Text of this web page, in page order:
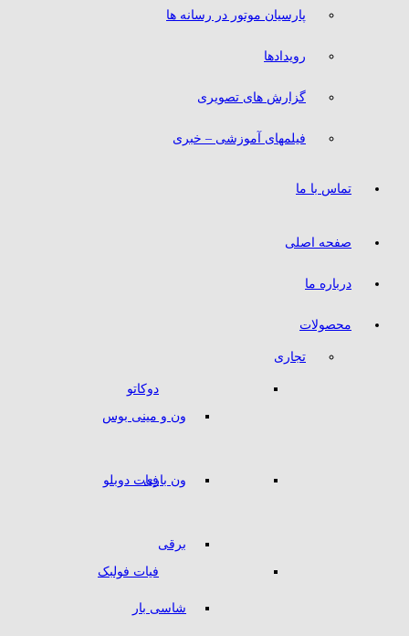
پارسیان موتور در رسانه ها
رویدادها
گزارش های تصویری
فیلمهای آموزشی – خبری
تماس با ما
صفحه اصلی
درباره ما
محصولات
تجاری
دوکاتو
ون و مینی بوس
ون باری
برقی
شاسی بار
فیات دوبلو
فیات فولبک